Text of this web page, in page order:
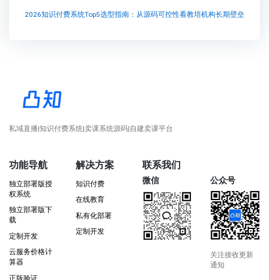
2026知识付费系统Top5选型指南：从源码可控性看教培机构长期壁垒
私域直播|知识付费系统|卖课系统源码|自建卖课平台
功能导航
独立部署版授
权系统
独立部署版下
载
定制开发
云服务价格计
算器
正版验证
解决方案
知识付费
在线教育
私有化部署
定制开发
联系我们
微信 公众号
关注接收更新
通知